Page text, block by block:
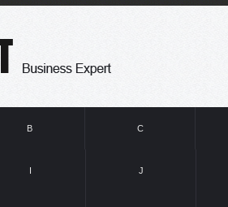
B C
I J